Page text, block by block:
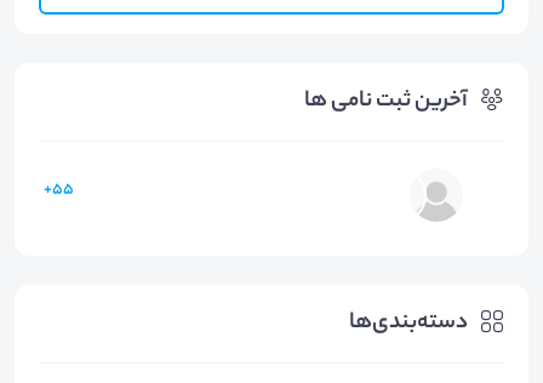
آخرین ثبت نامی ها
55+
دسته‌بندی‌ها